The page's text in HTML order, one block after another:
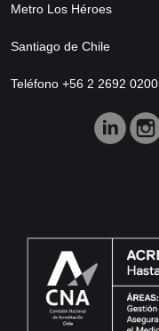
Metro Los Héroes
Santiago de Chile
Teléfono +56 2 2692 0200